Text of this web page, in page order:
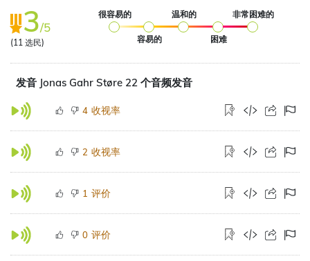
3/5
(11 选民)
很容易的
容易的
温和的
困难
非常困难的
发音 Jonas Gahr Støre 22 个音频发音
4 收视率
2 收视率
1 评价
0 评价